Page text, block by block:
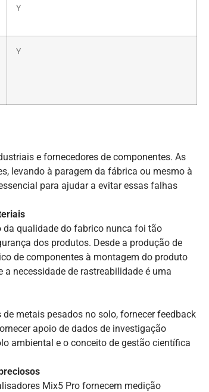
Y
Y
e fornecedores de componentes. As
levando à paragem da fábrica ou mesmo à
para ajudar a evitar essas falhas
qualidade do fabrico nunca foi tão
dos produtos. Desde a produção de
de componentes à montagem do produto
necessidade de rastreabilidade é uma
metais pesados no solo, fornecer feedback
apoio de dados de investigação
ambiental e o conceito de gestão científica
Mix5 Pro fornecem medição